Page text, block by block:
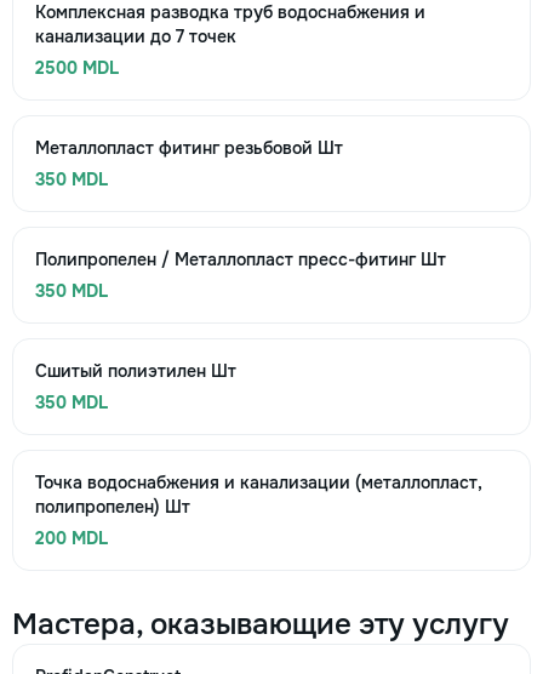
Комплексная разводка труб водоснабжения и
канализации до 7 точек
2500 MDL
Металлопласт фитинг резьбовой Шт
350 MDL
Полипропелен / Металлопласт пресс-фитинг Шт
350 MDL
Сшитый полиэтилен Шт
350 MDL
Точка водоснабжения и канализации (металлопласт,
полипропелен) Шт
200 MDL
Мастера, оказывающие эту услугу